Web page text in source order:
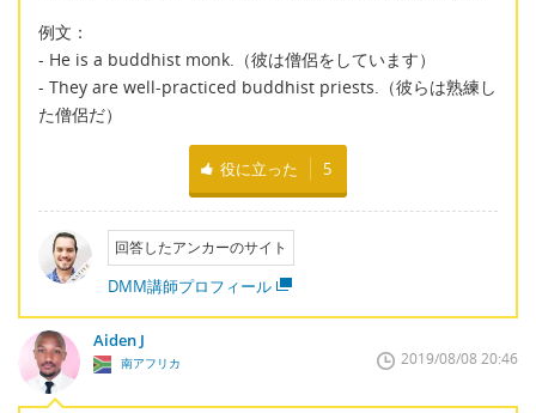
例文：
- He is a buddhist monk.（彼は僧侶をしています）
- They are well-practiced buddhist priests.（彼らは熟練し
た僧侶だ）
役に立った 5
回答したアンカーのサイト
DMM講師プロフィール
Aiden J
南アフリカ 2019/08/08 20:46